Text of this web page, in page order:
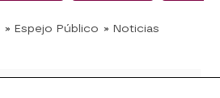
» Espejo Público » Noticias